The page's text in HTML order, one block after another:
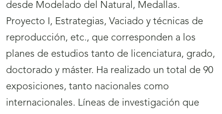
desde Modelado del Natural, Medallas.
Proyecto I, Estrategias, Vaciado y técnicas de
reproducción, etc., que corresponden a los
planes de estudios tanto de licenciatura, grado,
doctorado y máster. Ha realizado un total de 90
exposiciones, tanto nacionales como
internacionales. Líneas de investigación que